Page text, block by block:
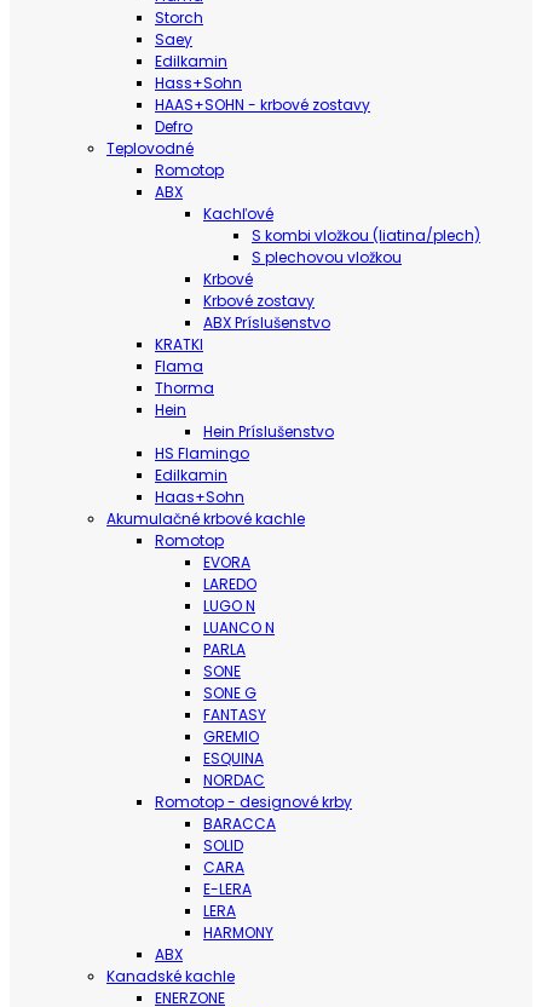
Storch
Saey
Edilkamin
Hass+Sohn
HAAS+SOHN - krbové zostavy
Defro
Teplovodné
Romotop
ABX
Kachľové
S kombi vložkou (liatina/plech)
S plechovou vložkou
Krbové
Krbové zostavy
ABX Príslušenstvo
KRATKI
Flama
Thorma
Hein
Hein Príslušenstvo
HS Flamingo
Edilkamin
Haas+Sohn
Akumulačné krbové kachle
Romotop
EVORA
LAREDO
LUGO N
LUANCO N
PARLA
SONE
SONE G
FANTASY
GREMIO
ESQUINA
NORDAC
Romotop - designové krby
BARACCA
SOLID
CARA
E-LERA
LERA
HARMONY
ABX
Kanadské kachle
ENERZONE